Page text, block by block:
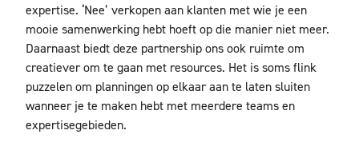
expertise. ‘Nee’ verkopen aan klanten met wie je een
mooie samenwerking hebt hoeft op die manier niet meer.
Daarnaast biedt deze partnership ons ook ruimte om
creatiever om te gaan met resources. Het is soms flink
puzzelen om planningen op elkaar aan te laten sluiten
wanneer je te maken hebt met meerdere teams en
expertisegebieden.